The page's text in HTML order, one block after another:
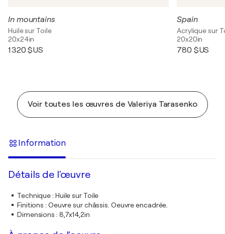
In mountains
Huile sur Toile
20x24in
1 320 $US
Spain
Acrylique sur
20x20in
780 $US
Voir toutes les œuvres de Valeriya Tarasenko
Information
Détails de l'œuvre
Technique: Huile sur Toile
Finitions : Oeuvre sur châssis. Oeuvre encadrée.
Dimensions : 8,7x14,2in